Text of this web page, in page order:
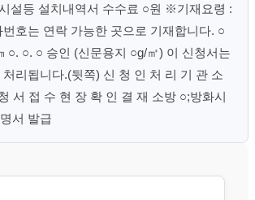
설등 설치내역서 수수료 ○원 ※기재요령 :
번호는 연락 가능한 곳으로 기재합니다. ○
○. ○. ○ 승인 (신문용지 ○g/㎡) 이 신청서는
리됩니다.(뒷쪽) 신 청 인 처 리 기 관 소
서 접 수 현 장 확 인 결 재 소방 ○;방화시
서 발급